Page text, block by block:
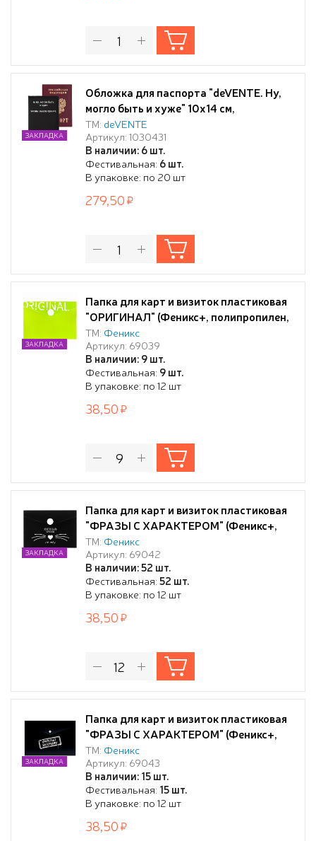
Обложка для паспорта "deVENTE. Ну,
могло быть и хуже" 10x14 см,
искусственная кожа, поролон,
шелкография, отстрочка, 3 отделения
для визиток, в пластиковом пакете с
европодвесом
ТМ: deVENTE
Артикул: 1030431
В наличии: 6 шт.
Фестивальная: 6 шт.
В упаковке: по 20 шт
ЗАКЛАДКА
279,50
Папка для карт и визиток пластиковая
"ОРИГИНАЛ" (Феникс+, полипропилен,
10.5х7.4 см, 1 отд., кнопка, шелкография
в одну краску)
ТМ: Феникс
Артикул: 69039
В наличии: 9 шт.
Фестивальная: 9 шт.
В упаковке: по 12 шт
ЗАКЛАДКА
38,50
Папка для карт и визиток пластиковая
"ФРАЗЫ С ХАРАКТЕРОМ" (Феникс+,
полипропилен, 10.5х7.4 см, 1 отд.
кнопка, шелкография в одну краску)
ТМ: Феникс
Артикул: 69042
В наличии: 52 шт.
Фестивальная:52 шт.
В упаковке: по 12 шт
ЗАКЛАДКА
38,50
Папка для карт и визиток пластиковая
"ФРАЗЫ С ХАРАКТЕРОМ" (Феникс+,
полипропилен, 10.5х7.4 см, 1 отд.
кнопка, шелкография в одну краску)
ТМ: Феникс
Артикул: 69043
В наличии: 15 шт.
Фестивальная: 15 шт.
В упаковке: по 12 шт
ЗАКЛАДКА
38,50